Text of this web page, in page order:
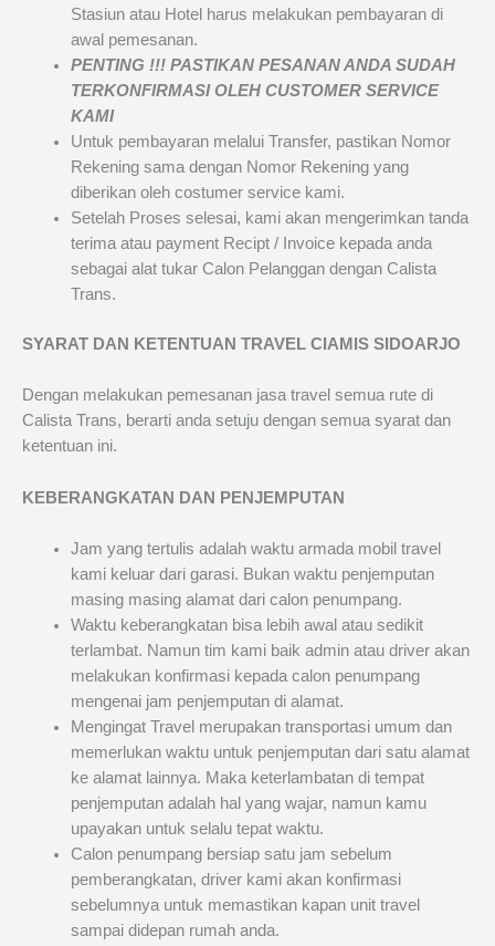
Stasiun atau Hotel harus melakukan pembayaran di
awal pemesanan.
PENTING !!! PASTIKAN PESANAN ANDA SUDAH
TERKONFIRMASI OLEH CUSTOMER SERVICE
KAMI
Untuk pembayaran melalui Transfer, pastikan Nomor
Rekening sama dengan Nomor Rekening yang
diberikan oleh costumer service kami.
Setelah Proses selesai, kami akan mengerimkan tanda
terima atau payment Recipt / Invoice kepada anda
sebagai alat tukar Calon Pelanggan dengan Calista
Trans.
SYARAT DAN KETENTUAN TRAVEL CIAMIS SIDOARJO
Dengan melakukan pemesanan jasa travel semua rute di
Calista Trans, berarti anda setuju dengan semua syarat dan
ketentuan ini.
KEBERANGKATAN DAN PENJEMPUTAN
Jam yang tertulis adalah waktu armada mobil travel
kami keluar dari garasi. Bukan waktu penjemputan
masing masing alamat dari calon penumpang.
Waktu keberangkatan bisa lebih awal atau sedikit
terlambat. Namun tim kami baik admin atau driver akan
melakukan konfirmasi kepada calon penumpang
mengenai jam penjemputan di alamat.
Mengingat Travel merupakan transportasi umum dan
memerlukan waktu untuk penjemputan dari satu alamat
ke alamat lainnya. Maka keterlambatan di tempat
penjemputan adalah hal yang wajar, namun kamu
upayakan untuk selalu tepat waktu.
Calon penumpang bersiap satu jam sebelum
pemberangkatan, driver kami akan konfirmasi
sebelumnya untuk memastikan kapan unit travel
sampai didepan rumah anda.